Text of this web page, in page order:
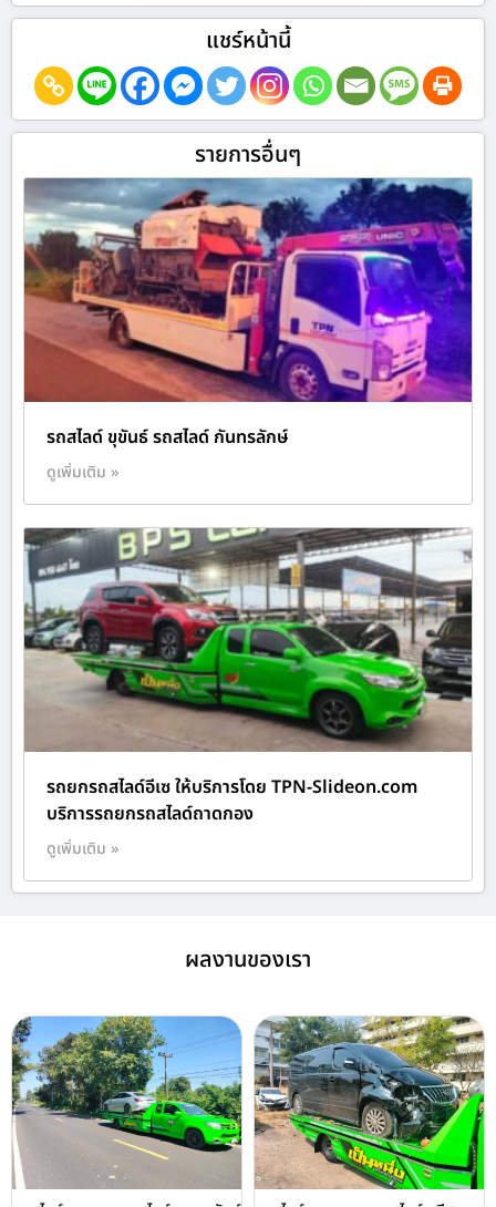
แชร์หน้านี้
รายการอื่นๆ
รถสไลด์ ขุขันธ์ รถสไลด์ กันทรลักษ์
ดูเพิ่มเติม »
รถยกรถสไลด์อีเซ ให้บริการโดย TPN-Slideon.com
บริการรถยกรถสไลด์ถาดกอง
ดูเพิ่มเติม »
ผลงานของเรา